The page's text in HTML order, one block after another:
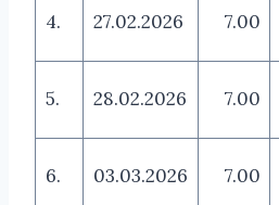
4. 27.02.2026 7.00
5. 28.02.2026 7.00
6. 03.03.2026 7.00